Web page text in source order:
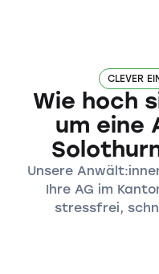
CLEVER
Wie hoch
um eine
Unsere
Ihre AG im
stressfrei,